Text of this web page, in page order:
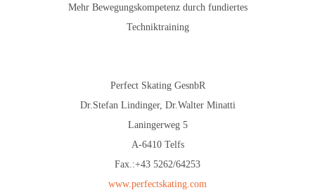
Mehr Bewegungskompetenz durch fundiertes
Techniktraining
Perfect Skating GesnbR
Dr.Stefan Lindinger, Dr.Walter Minatti
Laningerweg 5
A-6410 Telfs
Fax.:+43 5262/64253
www.perfectskating.com